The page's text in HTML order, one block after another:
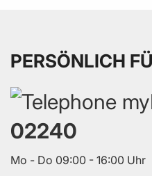
PERSÖNLICH
02240
Mo - Do 09:00 - 16:00 Uhr